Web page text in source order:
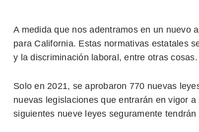
A medida que nos adentramos en un nuevo
para California. Estas normativas estatales
y la discriminación laboral, entre otras cosas.
Solo en 2021, se aprobaron 770 nuevas
nuevas legislaciones que entrarán en vigor
siguientes nueve leyes seguramente